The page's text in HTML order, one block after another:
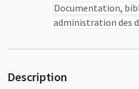
Documentation,
administration des
Description